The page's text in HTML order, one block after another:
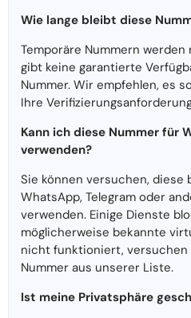
Wie lange bleibt diese
Temporäre Nummern werden
gibt keine garantierte
Nummer. Wir empfehlen, es
Ihre
Kann ich diese Nummer für
verwenden?
Sie können versuchen,
WhatsApp, Telegram oder
verwenden. Einige Dienste
möglicherweise bekannte
nicht funktioniert, versuchen
Nummer aus unserer Liste.
Ist meine Privatsphäre